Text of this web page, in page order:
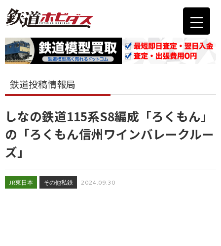
鉄道投稿情報局
しなの鉄道115系S8編成「ろくもん」
の「ろくもん信州ワインバレークルー
ズ」
JR東日本 その他私鉄 2024.09.30